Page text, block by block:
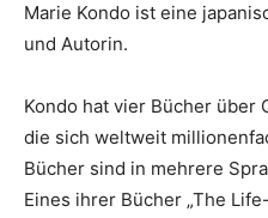
Marie Kondo ist eine
und Autorin.
Kondo hat vier Bücher über
die sich weltweit
Bücher sind in mehrere
Eines ihrer Bücher „The